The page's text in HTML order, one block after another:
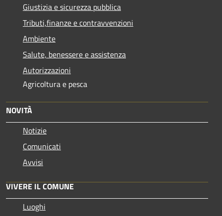
Giustizia e sicurezza pubblica
Tributi,finanze e contravvenzioni
Ambiente
Salute, benessere e assistenza
Autorizzazioni
Agricoltura e pesca
NOVITÀ
Notizie
Comunicati
Avvisi
VIVERE IL COMUNE
Luoghi